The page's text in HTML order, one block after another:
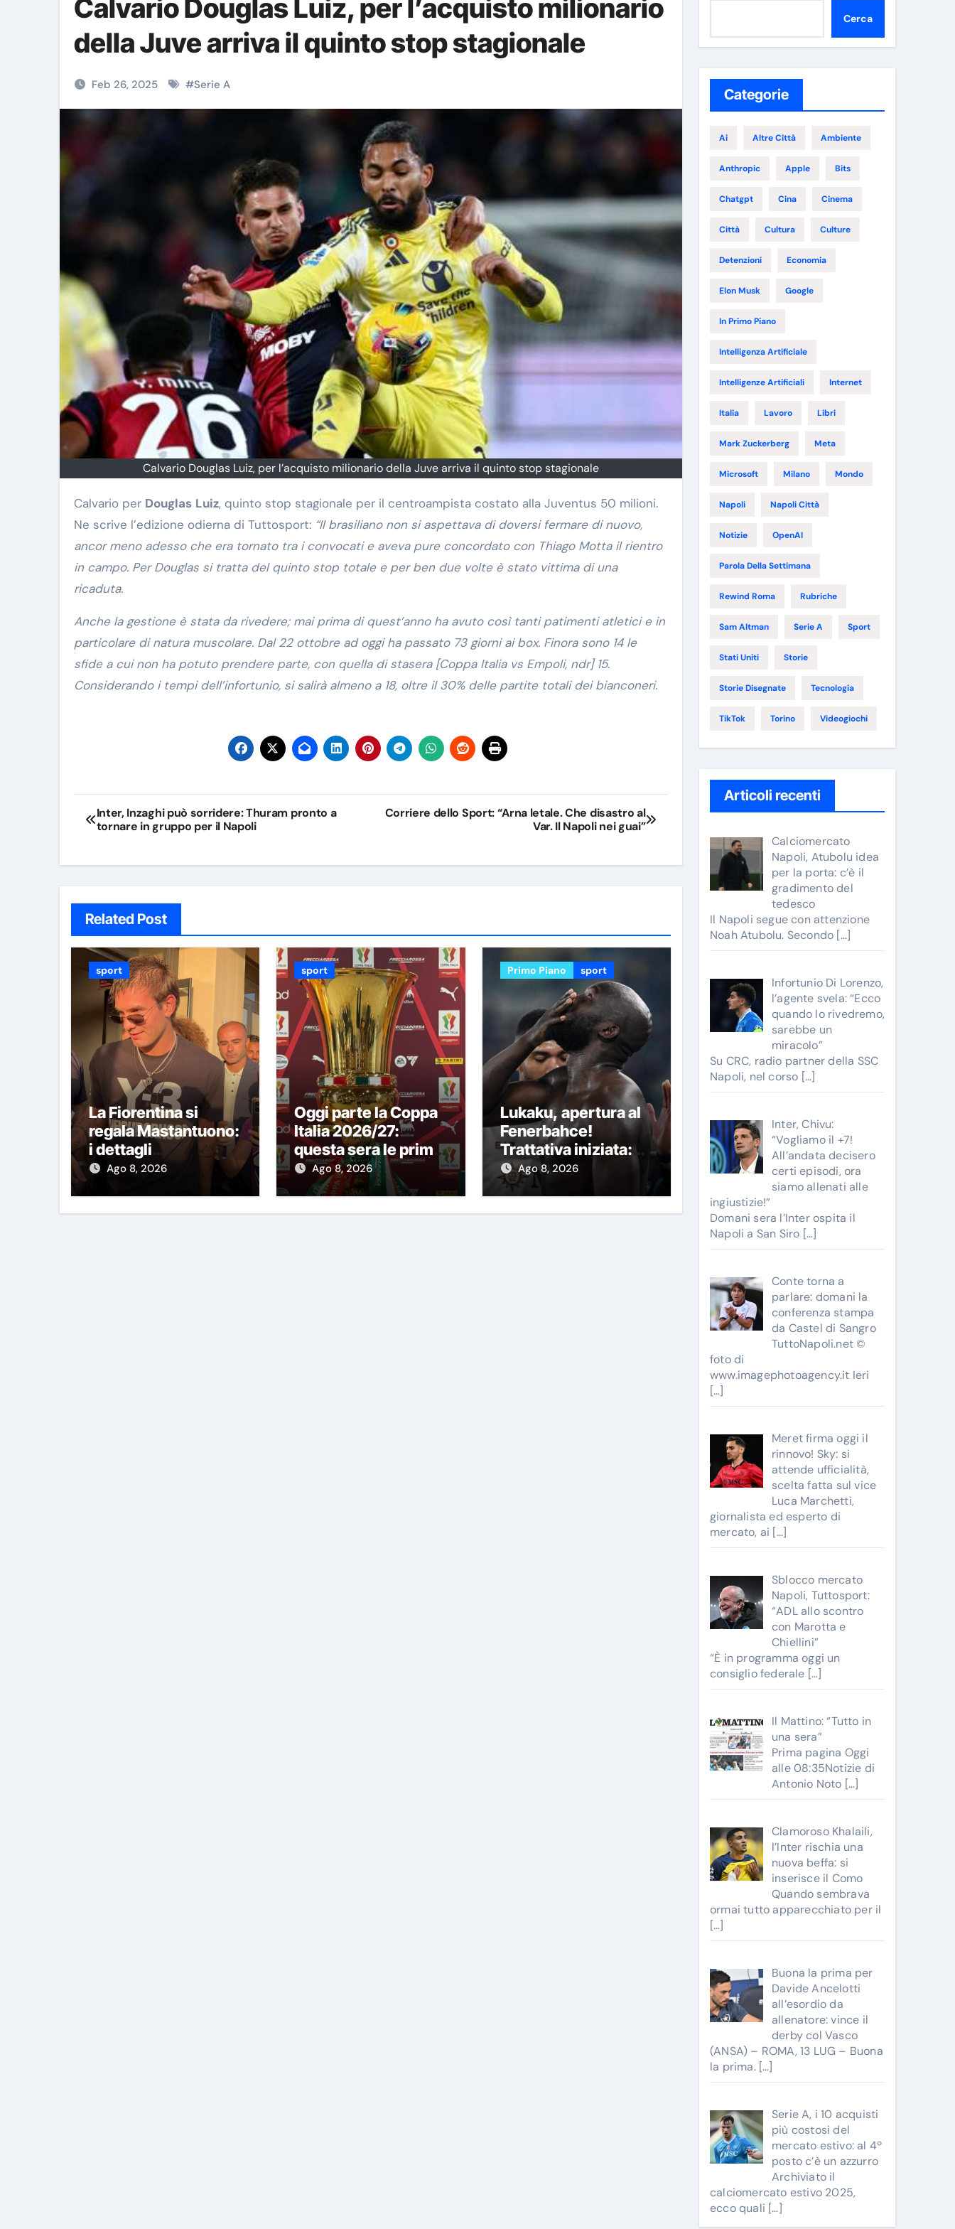
Calvario Douglas Luiz, per l’acquisto milionario
della Juve arriva il quinto stop stagionale
Feb 26, 2025 #Serie A
Calvario Douglas Luiz, per l’acquisto milionario della Juve arriva il quinto stop stagionale
Calvario per Douglas Luiz, quinto stop stagionale per il centroampista costato alla Juventus 50 milioni.
Ne scrive l’edizione odierna di Tuttosport: “Il brasiliano non si aspettava di doversi fermare di nuovo,
ancor meno adesso che era tornato tra i convocati e aveva pure concordato con Thiago Motta il rientro
in campo. Per Douglas si tratta del quinto stop totale e per ben due volte è stato vittima di una
ricaduta.
Anche la gestione è stata da rivedere; mai prima di quest’anno ha avuto così tanti patimenti atletici e in
particolare di natura muscolare. Dal 22 ottobre ad oggi ha passato 73 giorni ai box. Finora sono 14 le
sfide a cui non ha potuto prendere parte, con quella di stasera [Coppa Italia vs Empoli, ndr] 15.
Considerando i tempi dell’infortunio, si salirà almeno a 18, oltre il 30% delle partite totali dei bianconeri.
Navigazione
articoli
Inter, Inzaghi può sorridere: Thuram pronto a
tornare in gruppo per il Napoli
Corriere dello Sport: “Arna letale. Che disastro al
Var. Il Napoli nei guai”
Related Post
sport
La Fiorentina si
regala Mastantuono:
i dettagli
dell’operazione
Ago 8, 2026
sport
Oggi parte la Coppa
Italia 2026/27:
questa sera le prime
due partite
Ago 8, 2026
Primo Piano sport
Lukaku, apertura al
Fenerbahce!
Trattativa iniziata:
vuole trasferirsi al
più presto
Ago 8, 2026
Cerca
Categorie
Ai Altre Città Ambiente
Anthropic Apple Bits
Chatgpt Cina Cinema
Città Cultura Culture
Detenzioni Economia
Elon Musk Google
In Primo Piano
Intelligenza Artificiale
Intelligenze Artificiali Internet
Italia Lavoro Libri
Mark Zuckerberg Meta
Microsoft Milano Mondo
Napoli Napoli Città
Notizie OpenAI
Parola Della Settimana
Rewind Roma Rubriche
Sam Altman Serie A Sport
Stati Uniti Storie
Storie Disegnate Tecnologia
TikTok Torino Videogiochi
Articoli recenti
Calciomercato
Napoli, Atubolu idea
per la porta: c’è il
gradimento del
tedesco
Il Napoli segue con attenzione
Noah Atubolu. Secondo […]
Infortunio Di Lorenzo,
l’agente svela: “Ecco
quando lo rivedremo,
sarebbe un
miracolo”
Su CRC, radio partner della SSC
Napoli, nel corso […]
Inter, Chivu:
“Vogliamo il +7!
All’andata decisero
certi episodi, ora
siamo allenati alle
ingiustizie!”
Domani sera l’Inter ospita il
Napoli a San Siro […]
Conte torna a
parlare: domani la
conferenza stampa
da Castel di Sangro
TuttoNapoli.net ©
foto di
www.imagephotoagency.it Ieri
[…]
Meret firma oggi il
rinnovo! Sky: si
attende ufficialità,
scelta fatta sul vice
Luca Marchetti,
giornalista ed esperto di
mercato, ai […]
Sblocco mercato
Napoli, Tuttosport:
“ADL allo scontro
con Marotta e
Chiellini”
“È in programma oggi un
consiglio federale […]
Il Mattino: “Tutto in
una sera”
Prima pagina Oggi
alle 08:35Notizie di
Antonio Noto […]
Clamoroso Khalaili,
l’Inter rischia una
nuova beffa: si
inserisce il Como
Quando sembrava
ormai tutto apparecchiato per il
[…]
Buona la prima per
Davide Ancelotti
all’esordio da
allenatore: vince il
derby col Vasco
(ANSA) – ROMA, 13 LUG – Buona
la prima. […]
Serie A, i 10 acquisti
più costosi del
mercato estivo: al 4º
posto c’è un azzurro
Archiviato il
calciomercato estivo 2025,
ecco quali […]